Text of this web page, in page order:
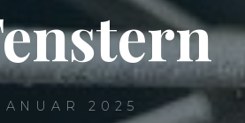
2025